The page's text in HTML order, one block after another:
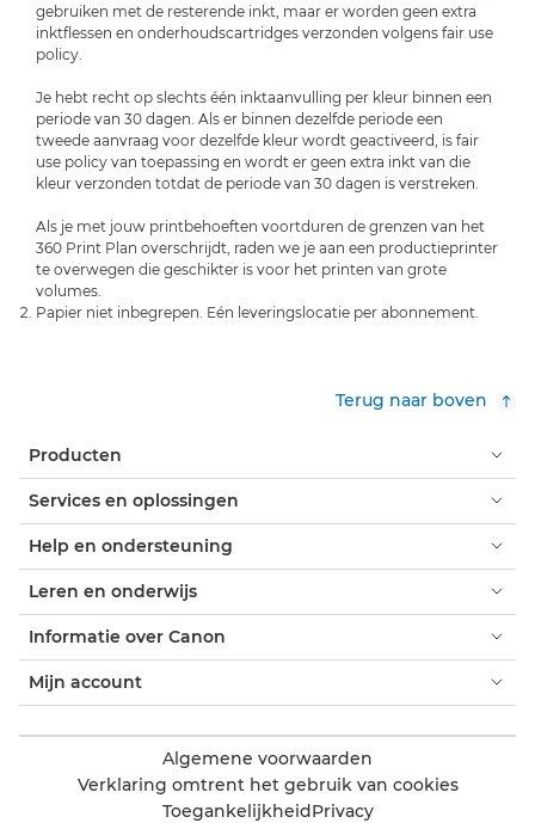
gebruiken met de resterende inkt, maar er worden geen extra
inktflessen en onderhoudscartridges verzonden volgens fair use
policy.
Je hebt recht op slechts één inktaanvulling per kleur binnen een
periode van 30 dagen. Als er binnen dezelfde periode een
tweede aanvraag voor dezelfde kleur wordt geactiveerd, is fair
use policy van toepassing en wordt er geen extra inkt van die
kleur verzonden totdat de periode van 30 dagen is verstreken.
Als je met jouw printbehoeften voortduren de grenzen van het
360 Print Plan overschrijdt, raden we je aan een productieprinter
te overwegen die geschikter is voor het printen van grote
volumes.
Papier niet inbegrepen. Eén leveringslocatie per abonnement.
Terug naar boven
Producten
Services en oplossingen
Help en ondersteuning
Leren en onderwijs
Informatie over Canon
Mijn account
Algemene voorwaarden
Verklaring omtrent het gebruik van cookies
ToegankelijkheidPrivacy